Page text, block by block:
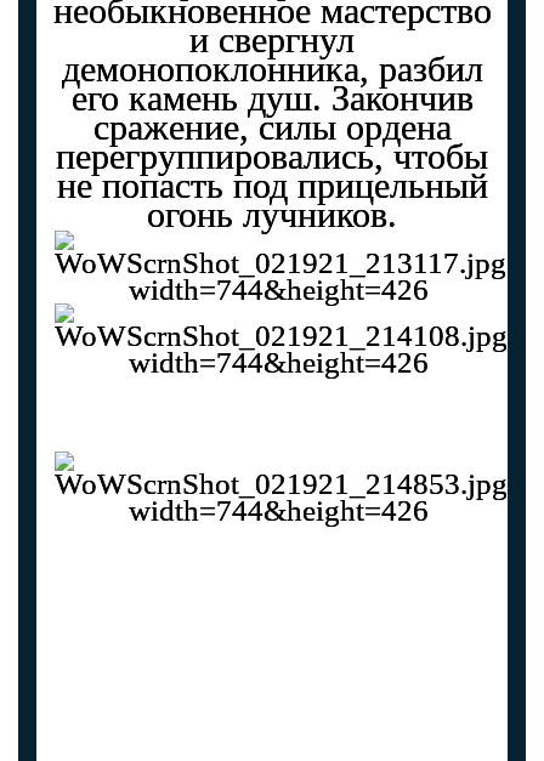
необыкновенное мастерство
и свергнул
демонопоклонника, разбил
его камень душ. Закончив
сражение, силы ордена
перегруппировались, чтобы
не попасть под прицельный
огонь лучников.